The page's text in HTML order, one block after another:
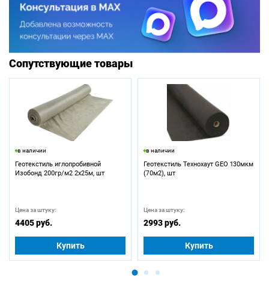
Сопутствующие товары
в наличии
Геотекстиль иглопробивной
Изобонд 200гр/м2 2х25м, шт
Цена за штуку:
4405 руб.
Купить
в наличии
Геотекстиль Технохаут GEO 130мкм
(70м2), шт
Цена за штуку:
2993 руб.
Купить